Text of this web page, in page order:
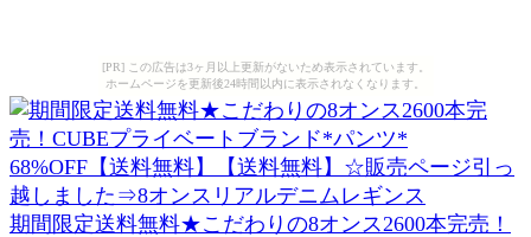
[PR] この広告は3ヶ月以上更新がないため表示されています。
ホームページを更新後24時間以内に表示されなくなります。
期間限定送料無料★こだわりの8オンス2600本完売！